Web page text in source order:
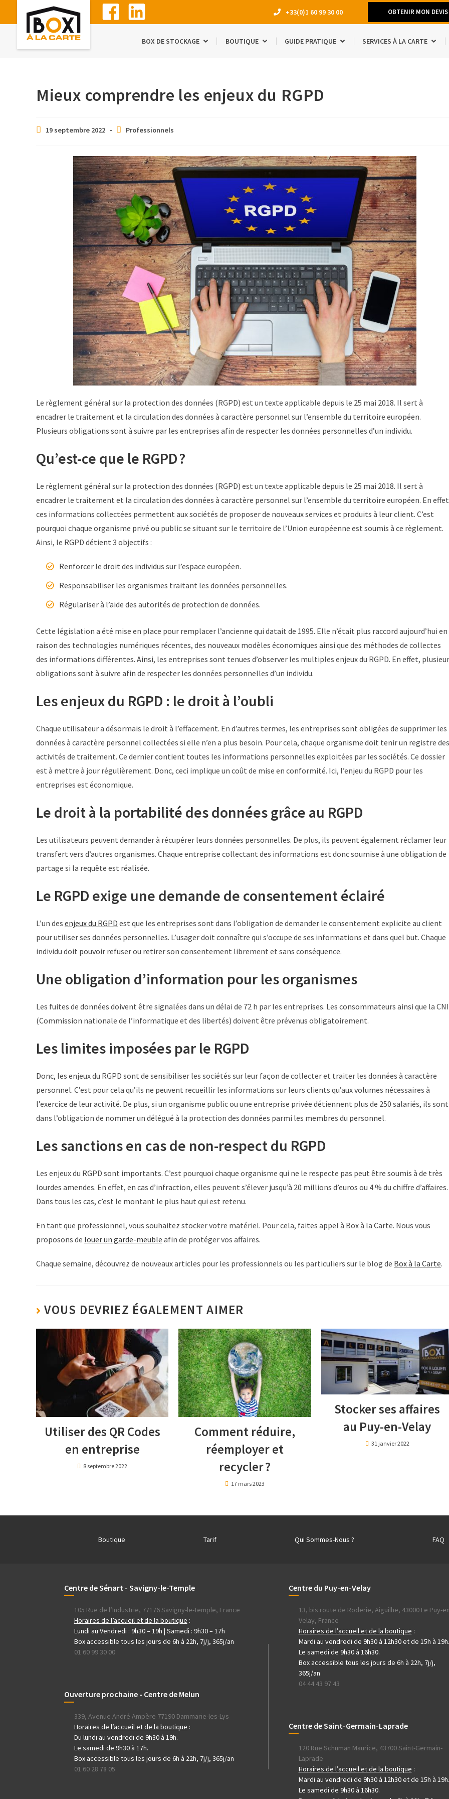
+33(0)1 60 99 30 00 OBTENIR MON
BOX DE STOCKAGE BOUTIQUE GUIDE PRATIQUE SERVICES À LA CARTE
Mieux comprendre les enjeux du RGPD
19 septembre 2022 Professionnels
Le règlement général sur la protection des données (RGPD) est un texte applicable depuis le 25 mai 2018. Il sert à
encadrer le traitement et la circulation des données à caractère personnel sur l’ensemble du territoire européen.
Plusieurs obligations sont à suivre par les entreprises afin de respecter les données personnelles d’un individu.
Qu’est-ce que le RGPD ?
Le règlement général sur la protection des données (RGPD) est un texte applicable depuis le 25 mai 2018. Il sert à
encadrer le traitement et la circulation des données à caractère personnel sur l’ensemble du territoire européen. En
ces informations collectées permettent aux sociétés de proposer de nouveaux services et produits à leur client. C’est
pourquoi chaque organisme privé ou public se situant sur le territoire de l’Union européenne est soumis à ce règlement.
Ainsi, le RGPD détient 3 objectifs :
Renforcer le droit des individus sur l’espace européen.
Responsabiliser les organismes traitant les données personnelles.
Régulariser à l’aide des autorités de protection de données.
Cette législation a été mise en place pour remplacer l’ancienne qui datait de 1995. Elle n’était plus raccord aujourd’hui en
raison des technologies numériques récentes, des nouveaux modèles économiques ainsi que des méthodes de collectes
des informations différentes. Ainsi, les entreprises sont tenues d’observer les multiples enjeux du RGPD. En effet,
obligations sont à suivre afin de respecter les données personnelles d’un individu.
Les enjeux du RGPD : le droit à l’oubli
Chaque utilisateur a désormais le droit à l’effacement. En d’autres termes, les entreprises sont obligées de supprimer les
données à caractère personnel collectées si elle n’en a plus besoin. Pour cela, chaque organisme doit tenir un registre des
activités de traitement. Ce dernier contient toutes les informations personnelles exploitées par les sociétés. Ce dossier
est à mettre à jour régulièrement. Donc, ceci implique un coût de mise en conformité. Ici, l’enjeu du RGPD pour les
entreprises est économique.
Le droit à la portabilité des données grâce au RGPD
Les utilisateurs peuvent demander à récupérer leurs données personnelles. De plus, ils peuvent également réclamer leur
transfert vers d’autres organismes. Chaque entreprise collectant des informations est donc soumise à une obligation de
partage si la requête est réalisée.
Le RGPD exige une demande de consentement éclairé
L’un des enjeux du RGPD est que les entreprises sont dans l’obligation de demander le consentement explicite au client
pour utiliser ses données personnelles. L’usager doit connaître qui s’occupe de ses informations et dans quel but. Chaque
individu doit pouvoir refuser ou retirer son consentement librement et sans conséquence.
Une obligation d’information pour les organismes
Les fuites de données doivent être signalées dans un délai de 72 h par les entreprises. Les consommateurs ainsi que la
(Commission nationale de l’informatique et des libertés) doivent être prévenus obligatoirement.
Les limites imposées par le RGPD
Donc, les enjeux du RGPD sont de sensibiliser les sociétés sur leur façon de collecter et traiter les données à caractère
personnel. C’est pour cela qu’ils ne peuvent recueillir les informations sur leurs clients qu’aux volumes nécessaires à
l’exercice de leur activité. De plus, si un organisme public ou une entreprise privée détiennent plus de 250 salariés, ils sont
dans l’obligation de nommer un délégué à la protection des données parmi les membres du personnel.
Les sanctions en cas de non-respect du RGPD
Les enjeux du RGPD sont importants. C’est pourquoi chaque organisme qui ne le respecte pas peut être soumis à de très
lourdes amendes. En effet, en cas d’infraction, elles peuvent s’élever jusqu’à 20 millions d’euros ou 4 % du chiffre d’affaires.
Dans tous les cas, c’est le montant le plus haut qui est retenu.
En tant que professionnel, vous souhaitez stocker votre matériel. Pour cela, faites appel à Box à la Carte. Nous vous
proposons de louer un garde-meuble afin de protéger vos affaires.
Chaque semaine, découvrez de nouveaux articles pour les professionnels ou les particuliers sur le blog de Box à la Carte.
VOUS DEVRIEZ ÉGALEMENT AIMER
Utiliser des QR Codes
en entreprise
8 septembre 2022
Comment réduire,
réemployer et
recycler ?
17 mars 2023
Stocker ses affaires
au Puy-en-Velay
31 janvier 2022
Boutique Tarif Qui Sommes-Nous ? FAQ
Centre de Sénart - Savigny-le-Temple
105 Rue de l’Industrie, 77176 Savigny-le-Temple, France
Horaires de l’accueil et de la boutique :
Lundi au Vendredi : 9h30 – 19h | Samedi : 9h30 – 17h
Box accessible tous les jours de 6h à 22h, 7j/j, 365j/an
01 60 99 30 00
Ouverture prochaine - Centre de Melun
339, Avenue André Ampère 77190 Dammarie-les-Lys
Horaires de l’accueil et de la boutique :
Du lundi au vendredi de 9h30 à 19h.
Le samedi de 9h30 à 17h.
Box accessible tous les jours de 6h à 22h, 7j/j, 365j/an
01 60 28 78 05
Centre du Puy-en-Velay
13, bis route de Roderie, Aiguilhe, 43000 Le Puy-
Velay, France
Horaires de l’accueil et de la boutique :
Mardi au vendredi de 9h30 à 12h30 et de 15h à 19h.
Le samedi de 9h30 à 16h30.
Box accessible tous les jours de 6h à 22h, 7j/j,
365j/an
04 44 43 97 43
Centre de Saint-Germain-Laprade
120 Rue Schuman Maurice, 43700 Saint-Germain-
Laprade
Horaires de l’accueil et de la boutique :
Mardi au vendredi de 9h30 à 12h30 et de 15h à 19h.
Le samedi de 9h30 à 16h30.